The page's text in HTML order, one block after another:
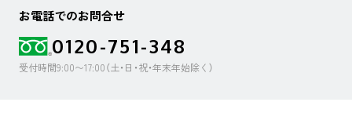
お電話でのお問合せ
0120-751-348
受付時間9:00〜17:00（土・日・祝・年末年始除く）